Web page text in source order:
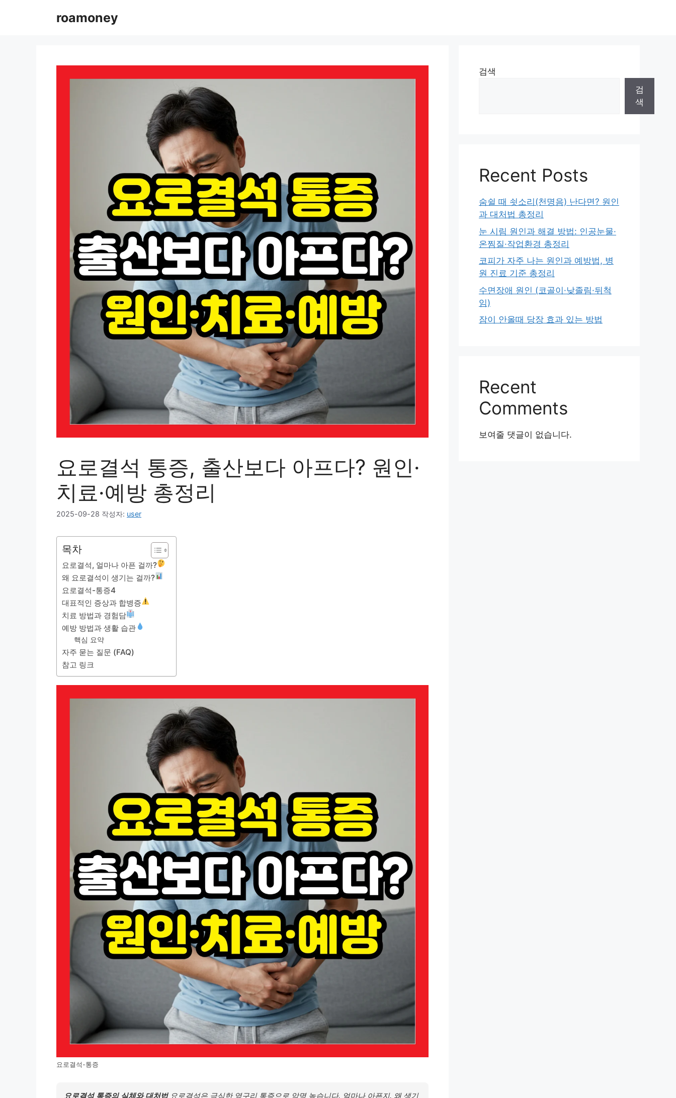
roamoney
요로결석 통증, 출산보다 아프다? 원인·
치료·예방 총정리
2025-09-28 작성자: user
목차
요로결석, 얼마나 아픈 걸까?
왜 요로결석이 생기는 걸까?
요로결석-통증4
대표적인 증상과 합병증
치료 방법과 경험담
예방 방법과 생활 습관
핵심 요약
자주 묻는 질문 (FAQ)
참고 링크
요로결석-통증
요로결석 통증의 실체와 대처법요로결석은 극심한 옆구리 통증으로 악명 높습니다. 얼마나 아픈지, 왜 생기
검색
검
색
Recent Posts
숨쉴 때 쇳소리(천명음) 난다면? 원인
과 대처법 총정리
눈 시림 원인과 해결 방법: 인공눈물·
온찜질·작업환경 총정리
코피가 자주 나는 원인과 예방법, 병
원 진료 기준 총정리
수면장애 원인 (코골이·낮졸림·뒤척
임)
잠이 안올때 당장 효과 있는 방법
Recent
Comments
보여줄 댓글이 없습니다.